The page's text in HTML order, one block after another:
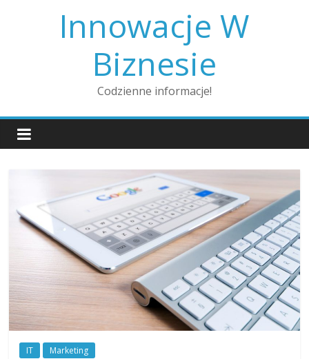
Innowacje W
Biznesie
Codzienne informacje!
IT Marketing